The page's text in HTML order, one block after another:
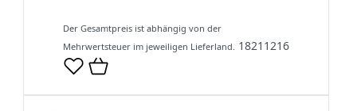
Der Gesamtpreis ist abhängig von der
Mehrwertsteuer im jeweiligen Lieferland. 18211216